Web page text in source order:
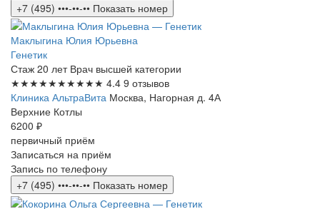
+7 (495) •••-••-•• Показать номер
Маклыгина Юлия Юрьевна
Генетик
Стаж 20 лет Врач высшей категории
★★★★★★★★★★ 4.4 9 отзывов
Клиника АльтраВита Москва, Нагорная д. 4А
Верхние Котлы
6200 ₽
первичный приём
Записаться на приём
Запись по телефону
+7 (495) •••-••-•• Показать номер